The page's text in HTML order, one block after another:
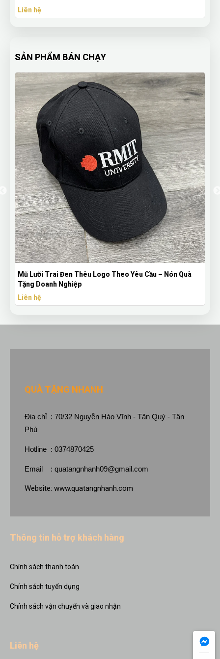
SẢN PHẨM BÁN CHẠY
Mũ Lưỡi Trai Đen Thêu Logo Theo Yêu Cầu – Nón Quà
Tặng Doanh Nghiệp
Liên hệ
QUÀ TẶNG NHANH
Địa chỉ : 70/32 Nguyễn Háo Vĩnh - Tân Quý - Tân
Phú
Hotline : 0374870425
Email : quatangnhanh09@gmail.com
Website: www.quatangnhanh.com
Thông tin hỗ trợ khách hàng
Chính sách thanh toán
Chính sách tuyển dụng
Chính sách vận chuyển và giao nhận
Liên hệ